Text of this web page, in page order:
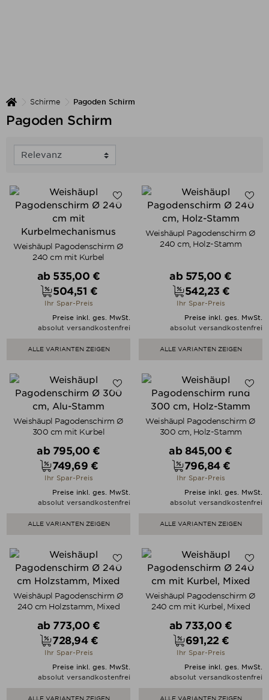
Schirme Pagoden Schirm
Pagoden Schirm
Weishäupl Pagodenschirm Ø
240 cm mit Kurbel
Verkaufspreis
ab 535,00 €
Preis
504,51 €
Ihr Spar-Preis
Preise inkl. ges. MwSt.
absolut versandkostenfrei
ALLE VARIANTEN ZEIGEN
Weishäupl Pagodenschirm Ø
240 cm, Holz-Stamm
Verkaufspreis
ab 575,00 €
Preis
542,23 €
Ihr Spar-Preis
Preise inkl. ges. MwSt.
absolut versandkostenfrei
ALLE VARIANTEN ZEIGEN
Weishäupl Pagodenschirm Ø
300 cm mit Kurbel
Verkaufspreis
ab 795,00 €
Preis
749,69 €
Ihr Spar-Preis
Preise inkl. ges. MwSt.
absolut versandkostenfrei
ALLE VARIANTEN ZEIGEN
Weishäupl Pagodenschirm Ø
300 cm, Holz-Stamm
Verkaufspreis
ab 845,00 €
Preis
796,84 €
Ihr Spar-Preis
Preise inkl. ges. MwSt.
absolut versandkostenfrei
ALLE VARIANTEN ZEIGEN
Weishäupl Pagodenschirm Ø
240 cm Holzstamm, Mixed
Verkaufspreis
ab 773,00 €
Preis
728,94 €
Ihr Spar-Preis
Preise inkl. ges. MwSt.
absolut versandkostenfrei
ALLE VARIANTEN ZEIGEN
Weishäupl Pagodenschirm Ø
240 cm mit Kurbel, Mixed
Verkaufspreis
ab 733,00 €
Preis
691,22 €
Ihr Spar-Preis
Preise inkl. ges. MwSt.
absolut versandkostenfrei
ALLE VARIANTEN ZEIGEN